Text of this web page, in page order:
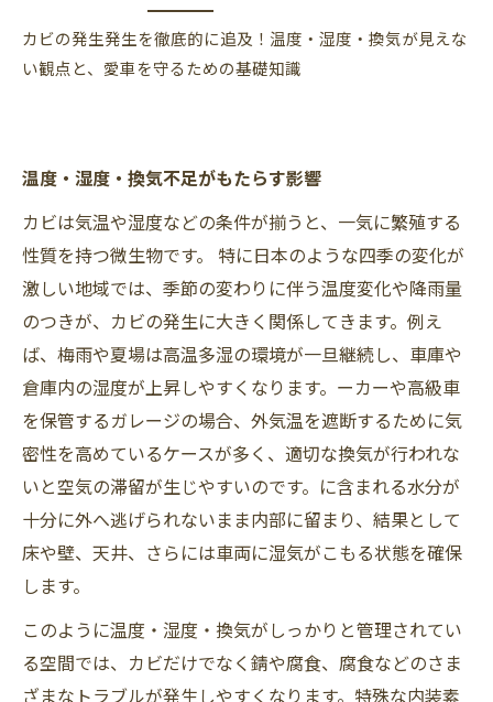
カビの発生発生を徹底的に追及！温度・湿度・換気が見えな
い観点と、愛車を守るための基礎知識
温度・湿度・換気不足がもたらす影響
カビは気温や湿度などの条件が揃うと、一気に繁殖する
性質を持つ微生物です。 特に日本のような四季の変化が
激しい地域では、季節の変わりに伴う温度変化や降雨量
のつきが、カビの発生に大きく関係してきます。例え
ば、梅雨や夏場は高温多湿の環境が一旦継続し、車庫や
倉庫内の湿度が上昇しやすくなります。ーカーや高級車
を保管するガレージの場合、外気温を遮断するために気
密性を高めているケースが多く、適切な換気が行われな
いと空気の滞留が生じやすいのです。に含まれる水分が
十分に外へ逃げられないまま内部に留まり、結果として
床や壁、天井、さらには車両に湿気がこもる状態を確保
します。
このように温度・湿度・換気がしっかりと管理されてい
る空間では、カビだけでなく錆や腐食、腐食などのさま
ざまなトラブルが発生しやすくなります。特殊な内装素